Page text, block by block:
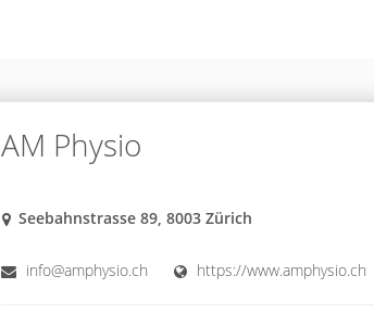
AM Physio
Seebahnstrasse 89, 8003 Zürich
info@amphysio.ch https://www.amphysio.ch